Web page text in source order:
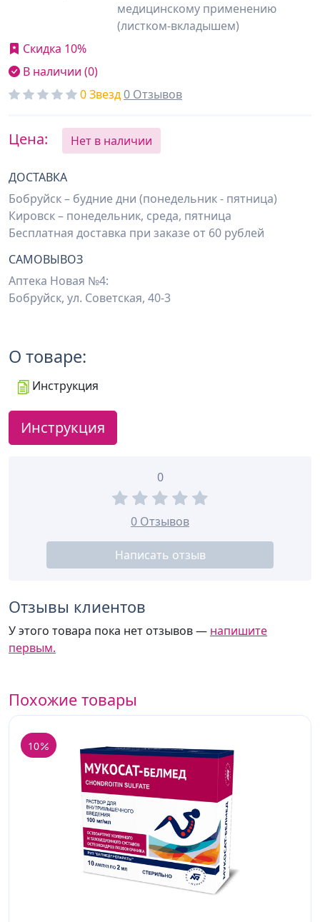
медицинскому применению
(листком-вкладышем)
Скидка 10%
В наличии (0)
0 Звезд0 Отзывов
Цена: Нет в наличии
ДОСТАВКА
Бобруйск – будние дни (понедельник - пятница)
Кировск – понедельник, среда, пятница
Бесплатная доставка при заказе от 60 рублей
САМОВЫВОЗ
Аптека Новая №4:
Бобруйск, ул. Советская, 40-3
О товаре:
Инструкция
Инструкция
0
0 Отзывов
Написать отзыв
Отзывы клиентов
У этого товара пока нет отзывов — напишите
первым.
Похожие товары
10